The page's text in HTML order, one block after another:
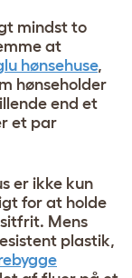
mindst to
at
hønsehuse,
hønseholder
end et
et par
er ikke kun
for at holde
Mens
plastik,